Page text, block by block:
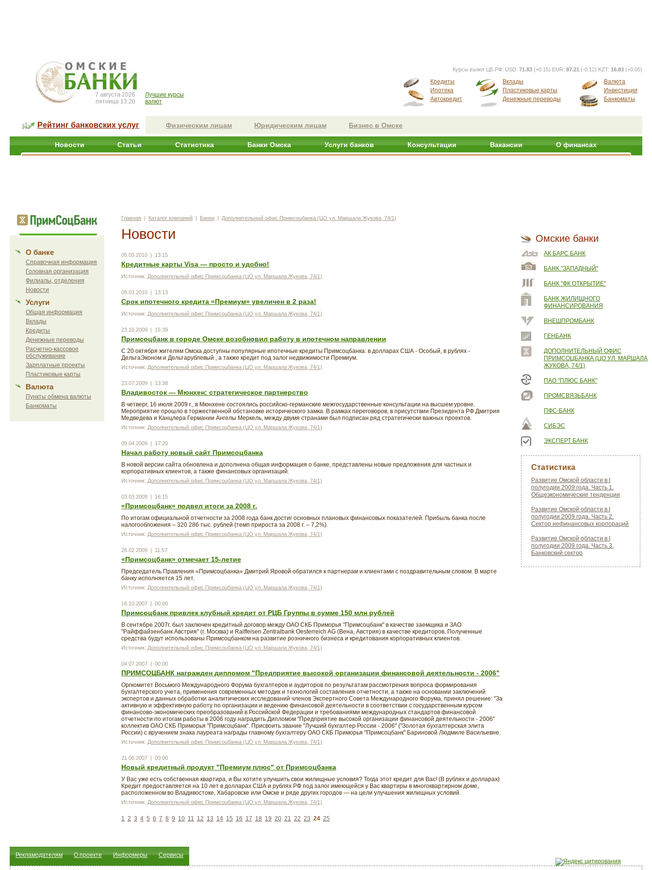
7 августа 2026
пятница 13:20
Лучшие курсы
валют
Курсы валют ЦБ РФ: USD: 71.83 (+0.15) EUR: 87.21 (-0.12) KZT: 16.83 (+0.05)
Кредиты
Ипотека
Автокредит
Вклады
Пластиковые карты
Денежные переводы
Валюта
Инвестиции
Банкоматы
Рейтинг банковских услуг Физическим лицам Юридическим лицам Бизнес в Омске
Новости Статьи Статистика Банки Омска Услуги банков Консультации Вакансии О финансах
О банке
Справочная информация
Головная организация
Филиалы, отделения
Новости
Услуги
Общая информация
Вклады
Кредиты
Денежные переводы
Расчетно-кассовое
обслуживание
Зарплатные проекты
Пластиковые карты
Валюта
Пункты обмена валюты
Банкоматы
Главная | Каталог компаний | Банки | Дополнительный офис Примсоцбанка (ЦО ул. Маршала Жукова, 74/1)
Новости
05.03.2010 | 13:15
Кредитные карты Visa — просто и удобно!
Источник: Дополнительный офис Примсоцбанка (ЦО ул. Маршала Жукова, 74/1)
05.03.2010 | 13:13
Срок ипотечного кредита «Премиум» увеличен в 2 раза!
Источник: Дополнительный офис Примсоцбанка (ЦО ул. Маршала Жукова, 74/1)
23.10.2009 | 15:39
Примсоцбанк в городе Омске возобновил работу в ипотечном направлении
С 20 октября жителям Омска доступны популярные ипотечные кредиты Примсоцбанка: в долларах США - Особый, в рублях -
ДельтаЭконом и Дельтарублевый , а также кредит под залог недвижимости Премиум.
Источник: Дополнительный офис Примсоцбанка (ЦО ул. Маршала Жукова, 74/1)
23.07.2009 | 13:38
Владивосток — Мюнхен: стратегическое партнерство
В четверг, 16 июля 2009 г., в Мюнхене состоялись российско-германские межгосударственные консультации на высшем уровне.
Мероприятие прошло в торжественной обстановке исторического замка. В рамках переговоров, в присутствии Президента РФ Дмитрия
Медведева и Канцлера Германии Ангелы Меркель, между двумя странами был подписан ряд стратегически важных проектов.
Источник: Дополнительный офис Примсоцбанка (ЦО ул. Маршала Жукова, 74/1)
09.04.2009 | 17:20
Начал работу новый сайт Примсоцбанка
В новой версии сайта обновлена и дополнена общая информация о банке, представлены новые предложения для частных и
корпоративных клиентов, а также финансовых организаций.
Источник: Дополнительный офис Примсоцбанка (ЦО ул. Маршала Жукова, 74/1)
03.03.2009 | 16:15
«Примсоцбанк» подвел итоги за 2008 г.
По итогам официальной отчетности за 2008 года банк достиг основных плановых финансовых показателей. Прибыль банка после
налогообложения – 320 286 тыс. рублей (темп прироста за 2008 г. – 7,2%).
Источник: Дополнительный офис Примсоцбанка (ЦО ул. Маршала Жукова, 74/1)
26.02.2009 | 11:57
«Примсоцбанк» отмечает 15-летие
Председатель Правления «Примсоцбанка» Дмитрий Яровой обратился к партнерам и клиентами с поздравительным словом. В марте
банку исполняется 15 лет.
Источник: Дополнительный офис Примсоцбанка (ЦО ул. Маршала Жукова, 74/1)
16.10.2007 | 00:00
Примсоцбанк привлек клубный кредит от РЦБ Группы в сумме 150 млн рублей
В сентябре 2007г. был заключен кредитный договор между ОАО СКБ Приморья "Примсоцбанк" в качестве заемщика и ЗАО
"Райффайзенбанк Австрия" (г. Москва) и Raiffeisen Zentralbank Oesterreich AG (Вена, Австрия) в качестве кредиторов. Полученные
средства будут использованы Примсоцбанком на развитие розничного бизнеса и кредитования корпоративных клиентов.
Источник: Дополнительный офис Примсоцбанка (ЦО ул. Маршала Жукова, 74/1)
04.07.2007 | 00:00
ПРИМСОЦБАНК награжден дипломом "Предприятие высокой организации финансовой деятельности - 2006"
Оргкомитет Восьмого Международного Форума бухгалтеров и аудиторов по результатам рассмотрения вопроса формирования
бухгалтерского учета, применения современных методик и технологий составления отчетности, а также на основании заключений
экспертов и данных обработки аналитических исследований членов Экспертного Совета Международного Форума, принял решение: "За
активную и эффективную работу по организации и ведению финансовой деятельности в соответствии с государственным курсом
финансово-экономических преобразований в Российской Федерации и требованиями международных стандартов финансовой
отчетности по итогам работы в 2006 году наградить Дипломом "Предприятие высокой организации финансовой деятельности - 2006"
коллектив ОАО СКБ Приморья "Примсоцбанк". Присвоить звание "Лучший бухгалтер России - 2006" ("Золотая бухгалтерская элита
России) с вручением знака лауреата награды главному бухгалтеру ОАО СКБ Приморья "Примсоцбанк" Бариновой Людмиле Васильевне.
Источник: Дополнительный офис Примсоцбанка (ЦО ул. Маршала Жукова, 74/1)
21.06.2007 | 00:00
Новый кредитный продукт "Премиум плюс" от Примсоцбанка
У Вас уже есть собственная квартира, и Вы хотите улучшить свои жилищные условия? Тогда этот кредит для Вас! (В рублях и долларах)
Кредит предоставляется на 10 лет в долларах США и рублях РФ под залог имеющейся у Вас квартиры в многоквартирном доме,
расположенном во Владивостоке, Хабаровске или Омске и ряде других городов — на цели улучшения жилищных условий.
Источник: Дополнительный офис Примсоцбанка (ЦО ул. Маршала Жукова, 74/1)
1 2 3 4 5 6 7 8 9 10 11 12 13 14 15 16 17 18 19 20 21 22 23 24 25
Омские банки
АК БАРС БАНК
БАНК "ЗАПАДНЫЙ"
БАНК "ФК ОТКРЫТИЕ"
БАНК ЖИЛИЩНОГО
ФИНАНСИРОВАНИЯ
ВНЕШПРОМБАНК
ГЕНБАНК
ДОПОЛНИТЕЛЬНЫЙ ОФИС
ПРИМСОЦБАНКА (ЦО УЛ. МАРШАЛА
ЖУКОВА, 74/1)
ПАО "ПЛЮС БАНК"
ПРОМСВЯЗЬБАНК
ПФС-БАНК
СИБЭС
ЭКСПЕРТ БАНК
Статистика
Развитие Омской области в I
полугодии 2009 года. Часть 1.
Общеэкономические тенденции
Развитие Омской области в I
полугодии 2009 года. Часть 2.
Сектор нефинансовых корпораций
Развитие Омской области в I
полугодии 2009 года. Часть 3.
Банковский сектор
Рекламодателям О проекте Информеры Сервисы